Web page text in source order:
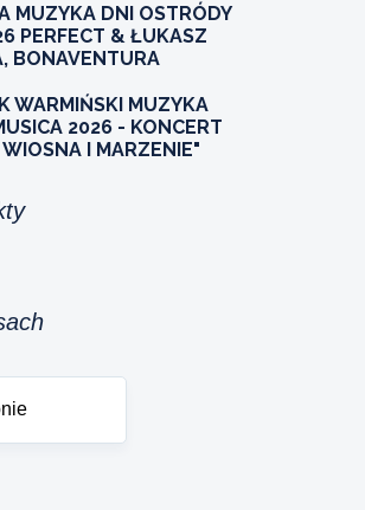
MUZYKA DNI OSTRÓDY
PERFECT & ŁUKASZ
BONAVENTURA
WARMIŃSKI MUZYKA
2026 - KONCERT
I MARZENIE"